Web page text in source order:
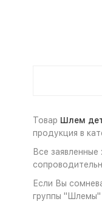
Товар Шлем
продукция в
Все
Если Вы
группы "Шлемы"